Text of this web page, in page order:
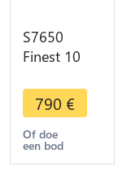
S7650
Finest 10
Balloon
Essai Siège
Paris
Daumesnil
790 €
Of doe
een bod